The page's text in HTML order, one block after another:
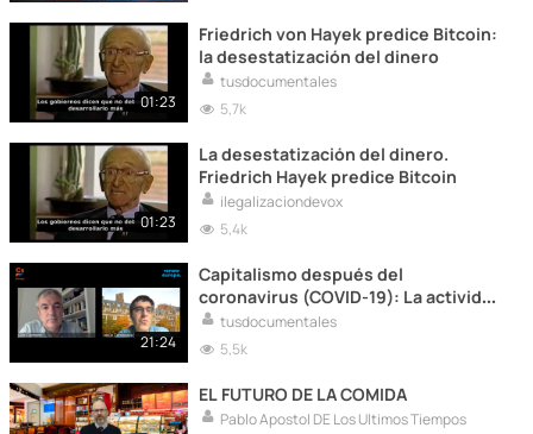
01:23
Friedrich von Hayek predice Bitcoin:
la desestatización del dinero
tusdocumentales
5,7k
01:23
La desestatización del dinero.
Friedrich Hayek predice Bitcoin
ilegalizaciondevox
5,4k
21:24
Capitalismo después del
coronavirus (COVID-19): La actividad
económica y China (Jesús
Fernández Villaverde y Luis
tusdocumentales
5,5k
EL FUTURO DE LA COMIDA
Pablo Apostol DE Los Ultimos Tiempos